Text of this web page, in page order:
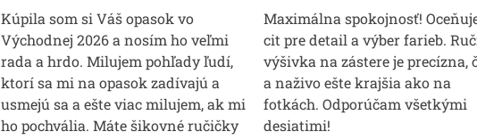
Kúpila som si Váš opasok vo
Východnej 2026 a nosím ho veľmi
rada a hrdo. Milujem pohľady ľudí,
ktorí sa mi na opasok zadívajú a
usmejú sa a ešte viac milujem, ak mi
ho pochvália. Máte šikovné ručičky
Maximálna spokojnosť!
cit pre detail a výber farieb.
výšivka na zástere je precízna,
a naživo ešte krajšia ako na
fotkách. Odporúčam všetkými
desiatimi!